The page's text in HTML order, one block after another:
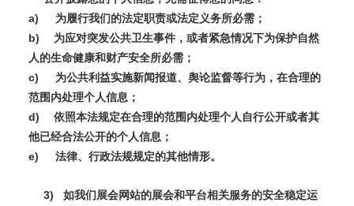
a) 为履行我们的法定职责或法定义务所必需；
b)
为应对突发公共卫生事件，或者紧急情况下为保护自然
人的生命健康和财产安全所必需；
c)
为公共利益实施新闻报道、舆论监督等行为，在合理的
范围内处理个人信息；
d)
依照本法规定在合理的范围内处理个人自行公开或者其
他已经合法公开的个人信息；
e) 法律、行政法规规定的其他情形。
3) 如我们展会网站的展会和平台相关服务的安全稳定运